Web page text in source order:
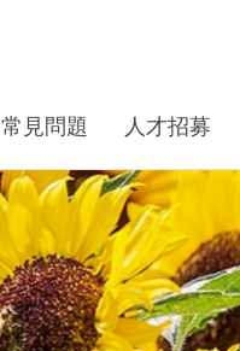
常見問題 人才招募